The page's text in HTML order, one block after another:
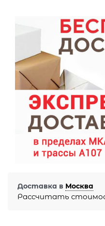
Доставка в Москва
Рассчитать